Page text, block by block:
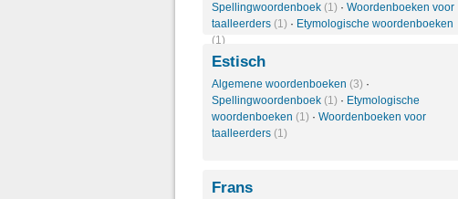
Spellingwoordenboek (1) · Woordenboeken voor
taalleerders (1) · Etymologische woordenboeken
(1)
Estisch
Algemene woordenboeken (3) ·
Spellingwoordenboek (1) · Etymologische
woordenboeken (1) · Woordenboeken voor
taalleerders (1)
Frans